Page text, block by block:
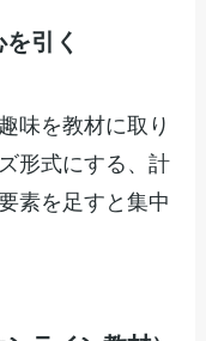
引く
味を教材に取り
形式にする、計
素を足すと集中